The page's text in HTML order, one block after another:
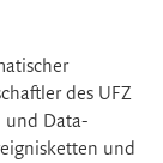
des UFZ
und Data-
und